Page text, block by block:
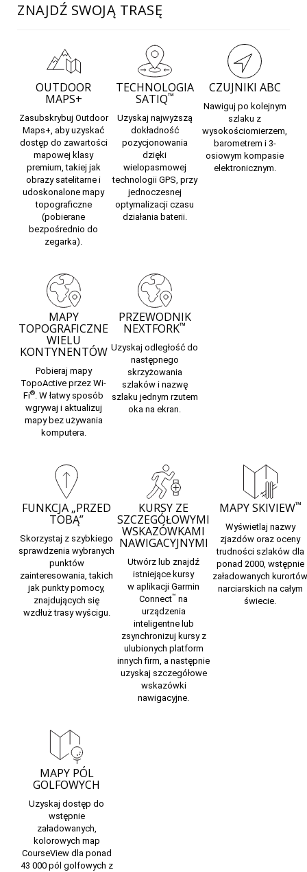
ZNAJDŹ SWOJĄ TRASĘ
OUTDOOR
MAPS+
Zasubskrybuj Outdoor
Maps+, aby uzyskać
dostęp do zawartości
mapowej klasy
premium, takiej jak
obrazy satelitarne i
udoskonalone mapy
topograficzne
(pobierane
bezpośrednio do
zegarka).
TECHNOLOGIA
SATIQ™
Uzyskaj najwyższą
dokładność
pozycjonowania
dzięki
wielopasmowej
technologii GPS, przy
jednoczesnej
optymalizacji czasu
działania baterii.
CZUJNIKI ABC
Nawiguj po kolejnym
szlaku z
wysokościomierzem,
barometrem i 3-
osiowym kompasie
elektronicznym.
MAPY
TOPOGRAFICZNE
WIELU
KONTYNENTÓW
Pobieraj mapy
TopoActive przez Wi-
Fi®. W łatwy sposób
wgrywaj i aktualizuj
mapy bez używania
komputera.
PRZEWODNIK
NEXTFORK™
Uzyskaj odległość do
następnego
skrzyżowania
szlaków i nazwę
szlaku jednym rzutem
oka na ekran.
FUNKCJA „PRZED
TOBĄ”
Skorzystaj z szybkiego
sprawdzenia wybranych
punktów
zainteresowania, takich
jak punkty pomocy,
znajdujących się
wzdłuż trasy wyścigu.
KURSY ZE
SZCZEGÓŁOWYMI
WSKAZÓWKAMI
NAWIGACYJNYMI
Utwórz lub znajdź
istniejące kursy
w aplikacji Garmin
Connect™ na
urządzenia
inteligentnelub
zsynchronizuj kursy z
ulubionych platform
innych firm, a następnie
uzyskaj szczegółowe
wskazówki
nawigacyjne.
MAPY SKIVIEW™
Wyświetlaj nazwy
zjazdów oraz oceny
trudności szlaków dla
ponad 2000, wstępnie
załadowanych kurortów
narciarskich na całym
świecie.
MAPY PÓL
GOLFOWYCH
Uzyskaj dostęp do
wstępnie
załadowanych,
kolorowych map
CourseViewdla ponad
43 000 pól golfowych z